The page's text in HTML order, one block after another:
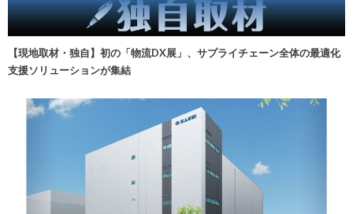
【現地取材・独自】初の「物流DX展」、サプライチェーン全体の最適化
支援ソリューションが集結